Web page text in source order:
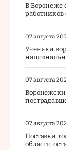
В Воронеже
07 августа
Ученики
07 августа
07 августа
Поставки
области